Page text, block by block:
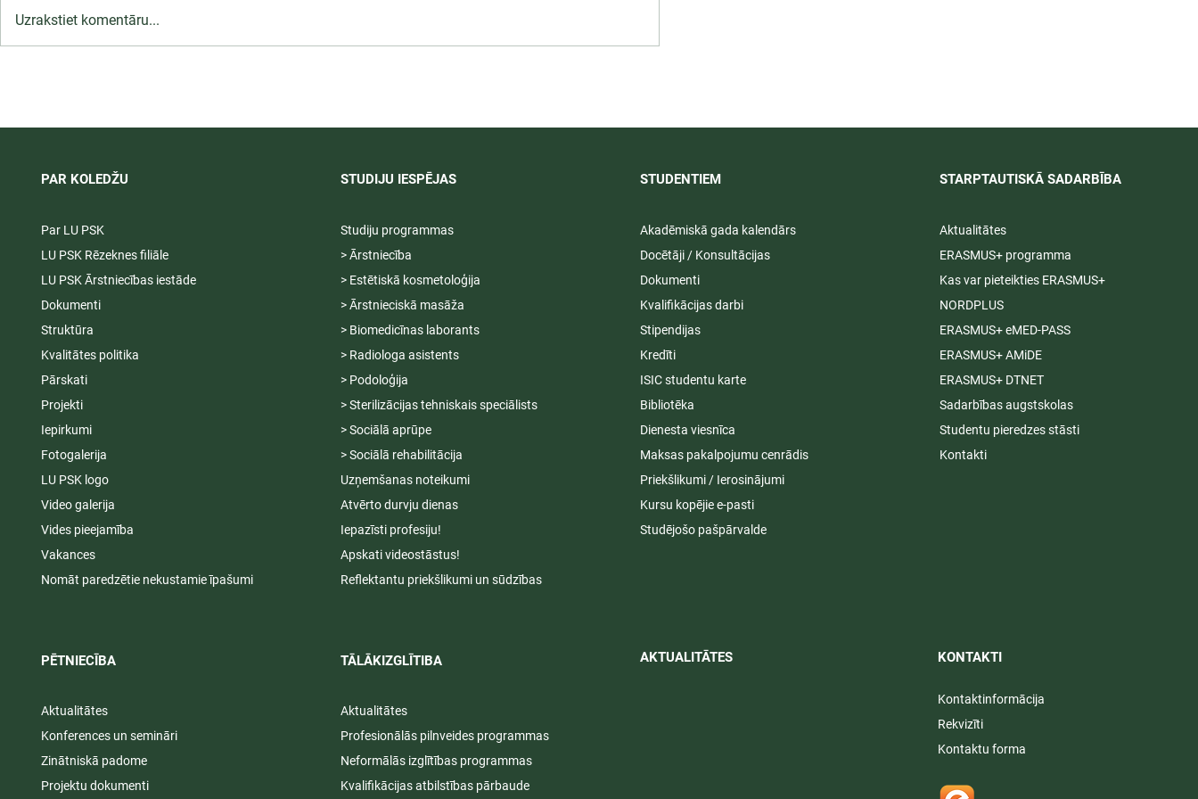
Uzrakstiet komentāru...
PAR KOLEDŽU
Par LU PSK
LU PSK Rēzeknes filiāle
LU PSK Ārstniecības iestāde
Dokumenti
Struktūra
Kvalitātes politika
Pārskati
Projekti
Iepirkumi
Fotogalerija
LU PSK logo
Video galerija
Vides pieejamība
Vakances
Nomāt paredzētie nekustamie īpašumi
PĒTNIECĪBA
Aktualitātes
Konferences un semināri
Zinātniskā padome
Projektu dokumenti
STUDIJU IESPĒJAS
Studiju programmas
> Ārstniecība
> Estētiskā kosmetoloģija
> Ārstnieciskā masāža
> Biomedicīnas laborants
> Radiologa asistents
> Podoloģija
> Sterilizācijas tehniskais speciālists
> Sociālā aprūpe
> Sociālā rehabilitācija
Uzņemšanas noteikumi
Atvērto durvju dienas
Iepazīsti profesiju!
Apskati videostāstus!
Reflektantu priekšlikumi un sūdzības
TĀLĀKIZGLĪTIBA
Aktualitātes
Profesionālās pilnveides programmas
Neformālās izglītības programmas
Kvalifikācijas atbilstības pārbaude
STUDENTIEM​
Akadēmiskā gada kalendārs
Docētāji / Konsultācijas
Dokumenti
Kvalifikācijas darbi
Stipendijas
Kredīti
ISIC studentu karte
Bibliotēka
Dienesta viesnīca
Maksas pakalpojumu cenrādis
Priekšlikumi / Ierosinājumi
Kursu kopējie e-pasti
Studējošo pašpārvalde
AKTUALITĀTES​​
STARPTAUTISKĀ SADARBĪBA​
Aktualitātes
ERASMUS+ programma
Kas var pieteikties ERASMUS+
NORDPLUS
ERASMUS+ eMED-PASS
ERASMUS+ AMiDE
ERASMUS+ DTNET
Sadarbības augstskolas
Studentu pieredzes stāsti
Kontakti
KONTAKTI​
Kontaktinformācija
Rekvizīti
Kontaktu forma